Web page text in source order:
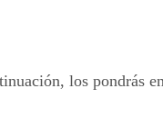
los pondrás